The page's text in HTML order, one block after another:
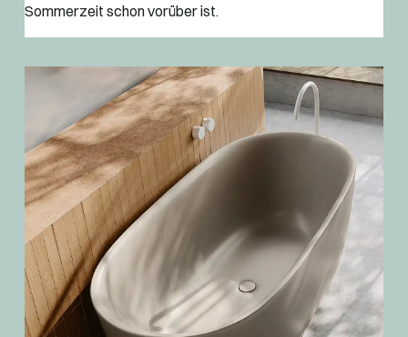
Sommerzeit schon vorüber ist.